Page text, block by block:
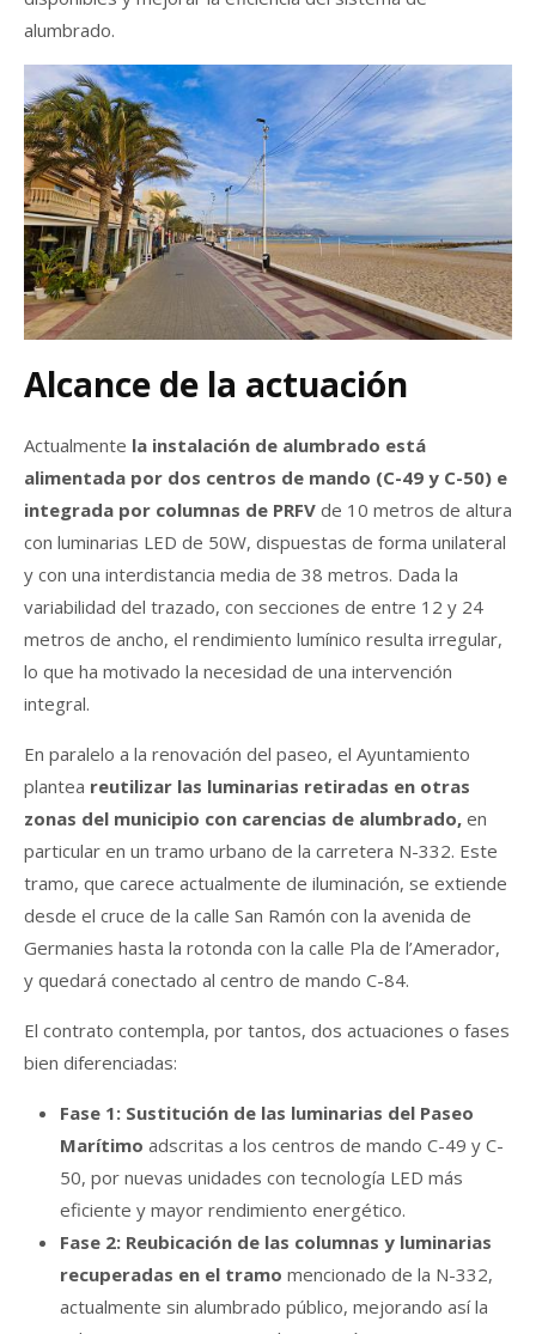
alumbrado.
Alcance de la actuación
Actualmente la instalación de alumbrado está
alimentada por dos centros de mando (C-49 y C-50) e
integrada por columnas de PRFV de 10 metros de altura
con luminarias LED de 50W, dispuestas de forma unilateral
y con una interdistancia media de 38 metros. Dada la
variabilidad del trazado, con secciones de entre 12 y 24
metros de ancho, el rendimiento lumínico resulta irregular,
lo que ha motivado la necesidad de una intervención
integral.
En paralelo a la renovación del paseo, el Ayuntamiento
plantea reutilizar las luminarias retiradas en otras
zonas del municipio con carencias de alumbrado, en
particular en un tramo urbano de la carretera N-332. Este
tramo, que carece actualmente de iluminación, se extiende
desde el cruce de la calle San Ramón con la avenida de
Germanies hasta la rotonda con la calle Pla de l’Amerador,
y quedará conectado al centro de mando C-84.
El contrato contempla, por tantos, dos actuaciones o fases
bien diferenciadas:
Fase 1: Sustitución de las luminarias del Paseo
Marítimo adscritas a los centros de mando C-49 y C-
50, por nuevas unidades con tecnología LED más
eficiente y mayor rendimiento energético.
Fase 2: Reubicación de las columnas y luminarias
recuperadas en el tramo mencionado de la N-332,
actualmente sin alumbrado público, mejorando así la